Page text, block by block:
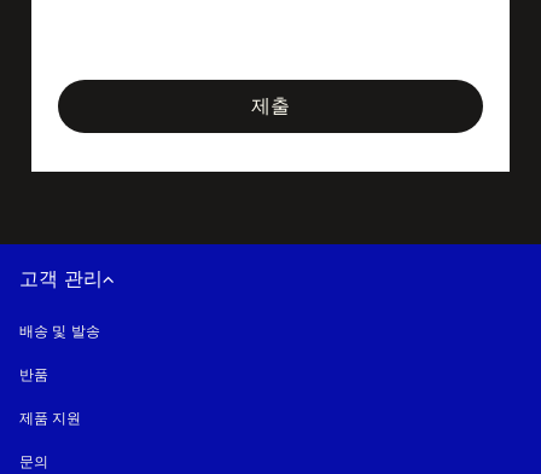
제출
고객 관리
배송 및 발송
반품
제품 지원
문의